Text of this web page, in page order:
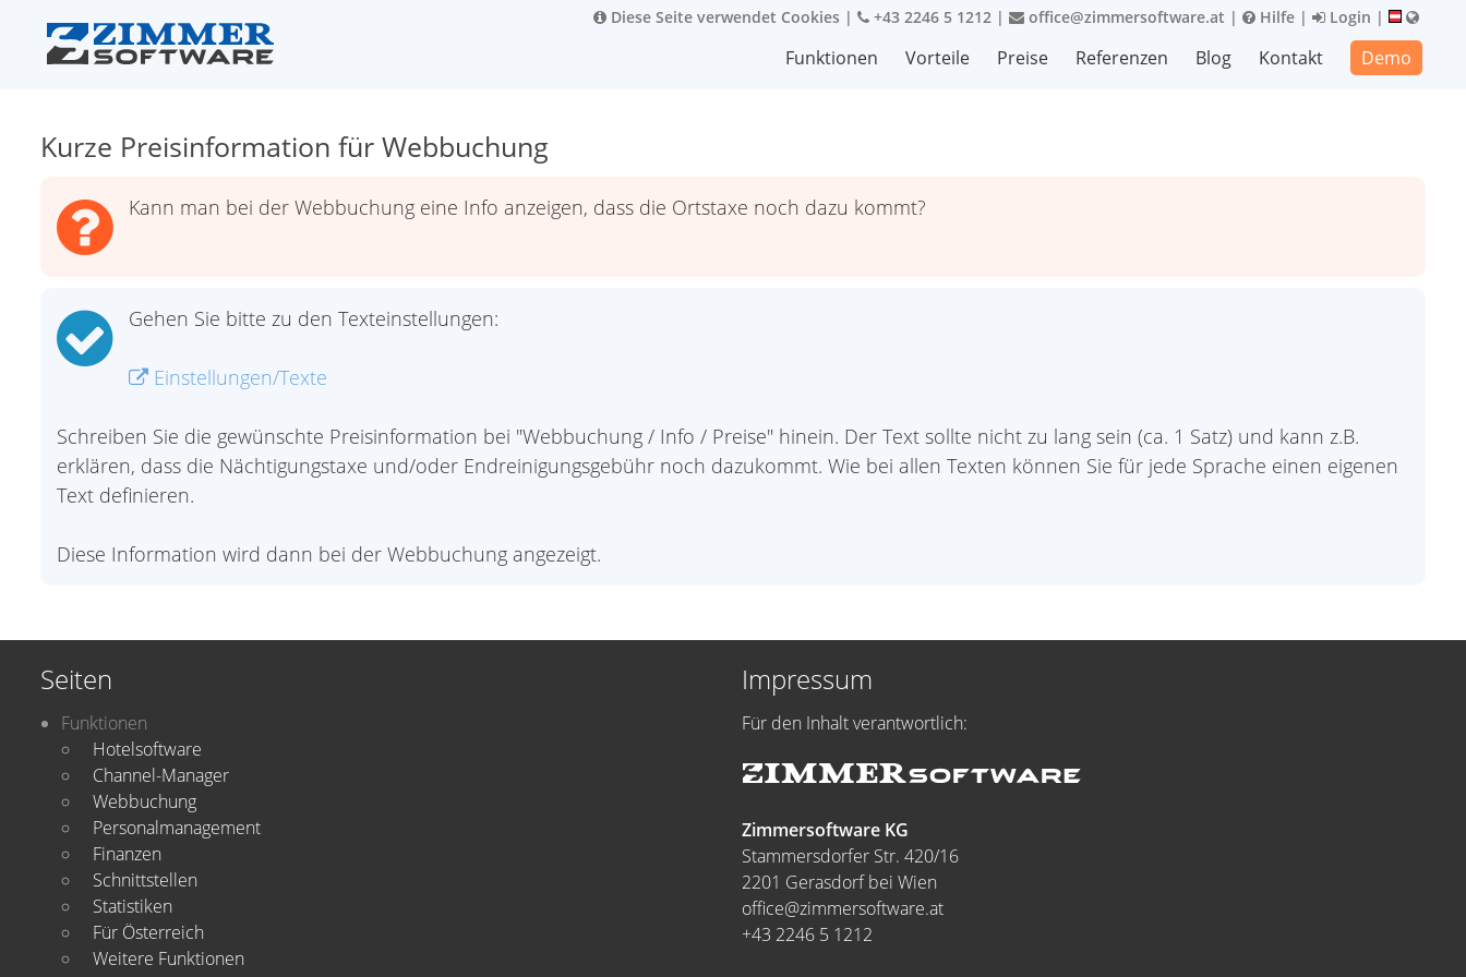
Diese Seite verwendet Cookies | +43 2246 5 1212 | office@zimmersoftware.at | Hilfe | Login |
Funktionen Vorteile Preise Referenzen Blog Kontakt Demo
Kurze Preisinformation für Webbuchung
Kann man bei der Webbuchung eine Info anzeigen, dass die Ortstaxe noch dazu kommt?
Gehen Sie bitte zu den Texteinstellungen:
Einstellungen/Texte
Schreiben Sie die gewünschte Preisinformation bei "Webbuchung / Info / Preise" hinein. Der Text sollte nicht zu lang sein (ca. 1 Satz) und kann z.B.
erklären, dass die Nächtigungstaxe und/oder Endreinigungsgebühr noch dazukommt. Wie bei allen Texten können Sie für jede Sprache einen eigenen
Text definieren.
Diese Information wird dann bei der Webbuchung angezeigt.
Seiten
Funktionen
Hotelsoftware
Channel-Manager
Webbuchung
Personalmanagement
Finanzen
Schnittstellen
Statistiken
Für Österreich
Weitere Funktionen
Impressum
Für den Inhalt verantwortlich:
Zimmersoftware KG
Stammersdorfer Str. 420/16
2201 Gerasdorf bei Wien
office@zimmersoftware.at
+43 2246 5 1212